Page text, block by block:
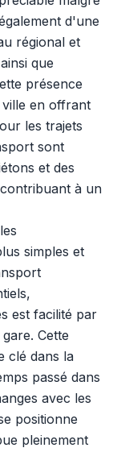
d'une
régional et
ainsi que
présence
en offrant
les trajets
sont
et des
à un
simples et
est facilité par
Cette
clé dans la
passé dans
avec les
positionne
pleinement